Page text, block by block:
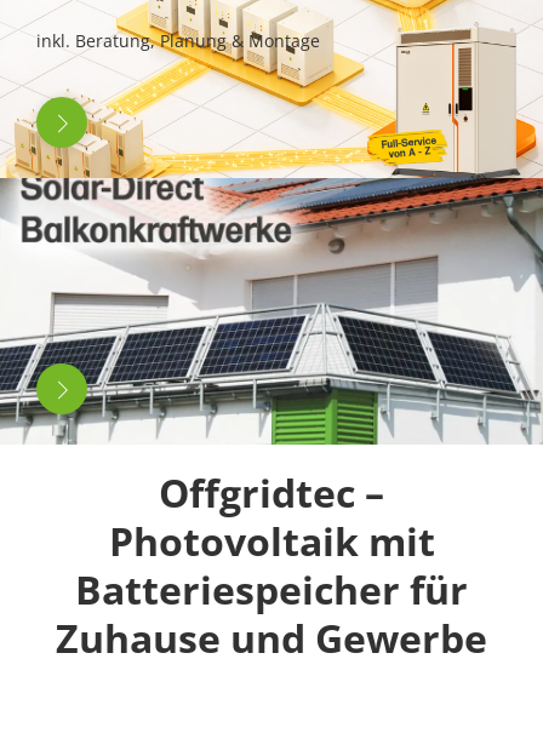
inkl. Beratung, Planung & Montage
Offgridtec –
Photovoltaik mit
Batteriespeicher für
Zuhause und Gewerbe